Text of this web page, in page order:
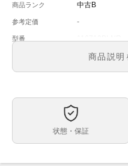
商品ランク 中古B
参考定価 -
型番
メンズ
文字盤 黒
約40mm
最大約18.5cm
調整・交換は
ださい。
ステンレス
商品説明
状態・保証